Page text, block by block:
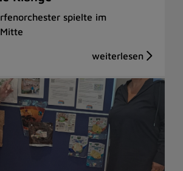
spielte im